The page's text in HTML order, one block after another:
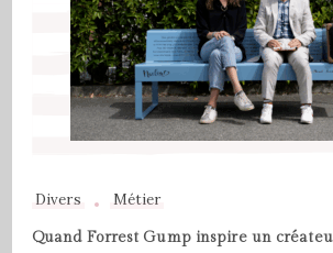
Divers Métier
Quand Forrest Gump inspire un